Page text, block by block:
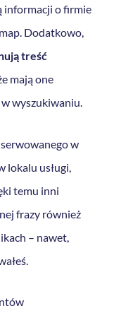
informacji o firmie
Dodatkowo,
treść
mają one
wyszukiwaniu.
w
lokalu usługi,
temu inni
frazy również
– nawet,